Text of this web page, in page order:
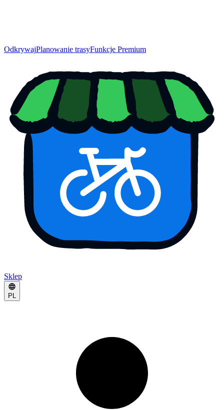
OdkrywajPlanowanie trasyFunkcje Premium
Sklep
PL